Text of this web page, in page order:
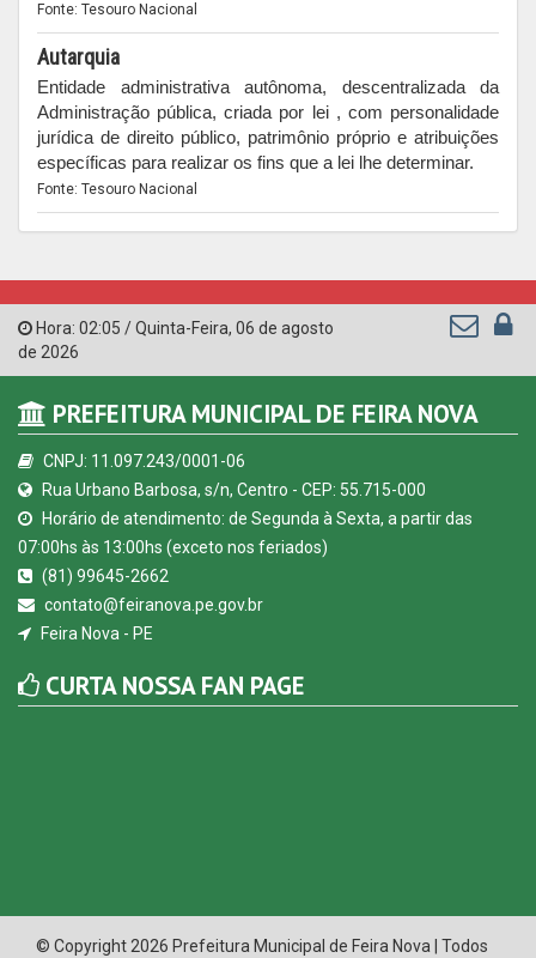
Fonte: Tesouro Nacional
Autarquia
Entidade administrativa autônoma, descentralizada da
Administração pública, criada por lei , com personalidade
jurídica de direito público, patrimônio próprio e atribuições
específicas para realizar os fins que a lei lhe determinar.
Fonte: Tesouro Nacional
Hora: 02:05 /Quinta-Feira, 06 de agosto
de 2026
PREFEITURA MUNICIPAL DE FEIRA NOVA
CNPJ: 11.097.243/0001-06
Rua Urbano Barbosa, s/n, Centro - CEP: 55.715-000
Horário de atendimento: de Segunda à Sexta, a partir das
07:00hs às 13:00hs (exceto nos feriados)
(81) 99645-2662
contato@feiranova.pe.gov.br
Feira Nova - PE
CURTA NOSSA FAN PAGE
© Copyright 2026 Prefeitura Municipal de Feira Nova | Todos